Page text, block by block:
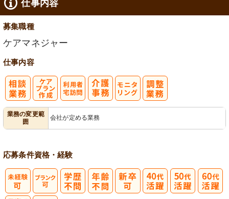
仕事内容
募集職種
ケアマネジャー
仕事内容
業務の変更範
囲
会社が定める業務
応募条件資格・経験